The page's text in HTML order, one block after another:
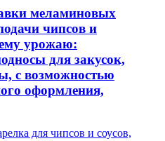
меламиновых
чипсов и
урожаю:
для закусок,
с возможностью
оформления,